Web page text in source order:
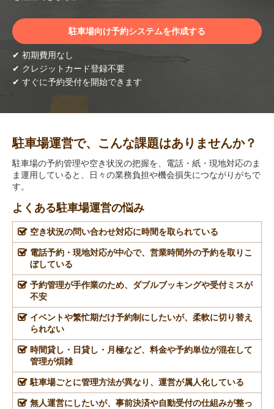
駐車場向け予約システムを作成する
✔ 初期費用なし
✔ クレジットカード登録不要
✔ すぐに予約受付を開始できます
駐車場運営で、こんな課題はありませんか？
駐車場の予約管理や空き状況の把握を、電話・紙・現地対応のま
ま運用していると、日々の業務負担や機会損失につながりがちで
す。
よくある駐車場運営の悩み
空き状況の問い合わせ対応に時間を取られている
電話予約・現地対応が中心で、営業時間外の予約を取りこ
ぼしている
予約管理が手作業のため、ダブルブッキングや受付ミスが
不安
イベントや繁忙期だけ予約制にしたいが、柔軟に切り替え
られない
時間貸し・日貸し・月極など、料金や予約単位が混在して
管理が煩雑
駐車場ごとに管理方法が異なり、運営が属人化している
無人運営にしたいが、事前決済や自動受付の仕組みが整っ